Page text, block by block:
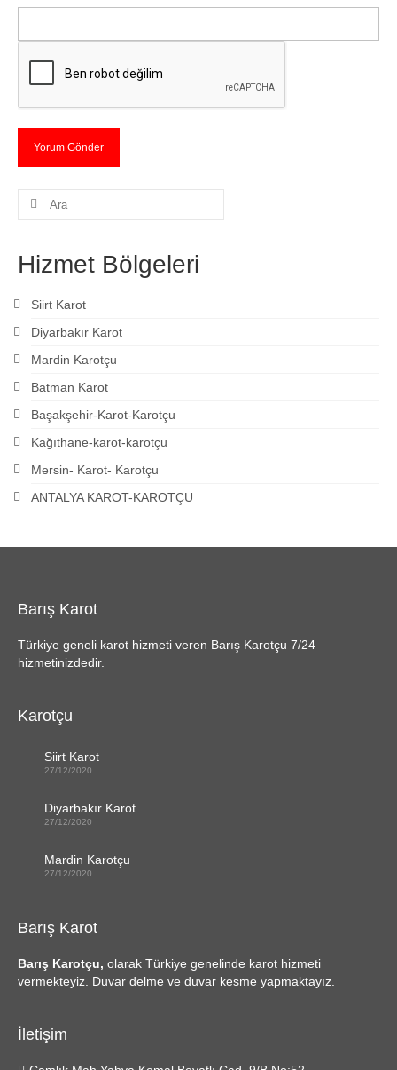
Şunu
Hizmet Bölgeleri
Siirt Karot
Diyarbakır Karot
Mardin Karotçu
Batman Karot
Başakşehir-Karot-Karotçu
Kağıthane-karot-karotçu
Mersin- Karot- Karotçu
ANTALYA KAROT-KAROTÇU
Barış Karot
Türkiye geneli karot hizmeti veren Barış Karotçu 7/24
hizmetinizdedir.
Karotçu
Siirt Karot
27/12/2020
Diyarbakır Karot
27/12/2020
Mardin Karotçu
27/12/2020
Barış Karot
Barış Karotçu, olarak Türkiye genelinde karot hizmeti
vermekteyiz. Duvar delme ve duvar kesme yapmaktayız.
İletişim